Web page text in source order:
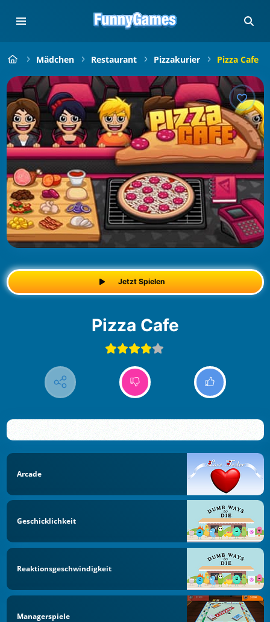
Mädchen Restaurant Pizzakurier Pizza Cafe
Jetzt Spielen
Pizza Cafe
Arcade
Geschicklichkeit
Reaktionsgeschwindigkeit
Managerspiele